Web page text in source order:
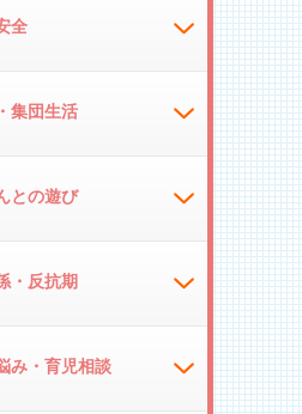
全
集団生活
との遊び
・反抗期
み・育児相談